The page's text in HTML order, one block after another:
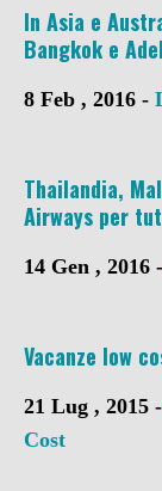
In Asia e
Bangkok e
8 Feb , 2016 -
Thailandia,
Airways per
14 Gen , 2016 -
Vacanze low
21 Lug , 2015 -
Cost